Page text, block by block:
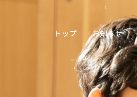
トップ お知らせ